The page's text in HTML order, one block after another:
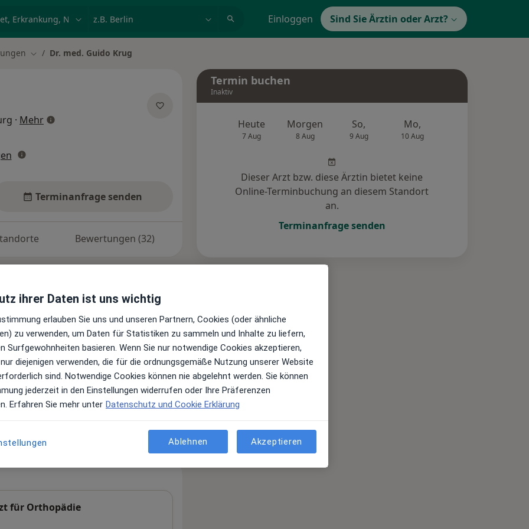
Einloggen Sind Sie Ärztin oder Arzt?
Stadt ändern
Dr. med. Guido Krug
· Mehrüber Spezialisierungen
Terminanfrage senden
Bewertungen (32)
und Kosten
über Leistungen
für Orthopädie
Termin buchen
Inaktiv
Heute
7 Aug
Morgen
8 Aug
So,
9 Aug
Mo,
10 Aug
Dieser Arzt bzw. diese Ärztin bietet keine
Online-Terminbuchung an diesem Standort
an.
Terminanfrage senden
ihrer Daten ist uns wichtig
erlauben Sie uns und unseren Partnern, Cookies (oder ähnliche
zu verwenden, um Daten für Statistiken zu sammeln und Inhalte zu liefern,
Surfgewohnheiten basieren. Wenn Sie nur notwendige Cookies akzeptieren,
diejenigen verwenden, die für die ordnungsgemäße Nutzung unserer Website
sind. Notwendige Cookies können nie abgelehnt werden. Sie können
jederzeit in den Einstellungen widerrufen oder Ihre Präferenzen
Erfahren Sie mehr unter Datenschutz und Cookie Erklärung
Ablehnen Akzeptieren